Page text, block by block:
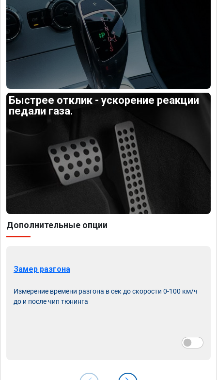
Быстрее отклик - ускорение реакции
педали газа.
Дополнительные опции
Замер разгона
Измерение времени разгона в сек до скорости 0-100 км/ч
до и после чип тюнинга